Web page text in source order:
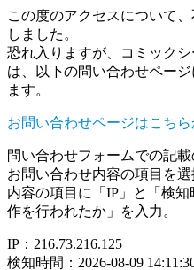
この度のアクセスについて
しました。
恐れ入りますが、コミック
は、以下の問い合わせペー
ます。
お問い合わせページはこち
問い合わせフォームでの記
お問い合わせ内容の項目を
内容の項目に「IP」と「検
作を行われたか」を入力。
IP：216.73.216.125
検知時間：2026-08-09